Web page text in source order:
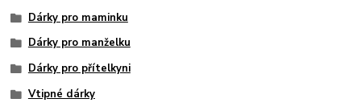
Dárky pro maminku
Dárky pro manželku
Dárky pro přítelkyni
Vtipné dárky